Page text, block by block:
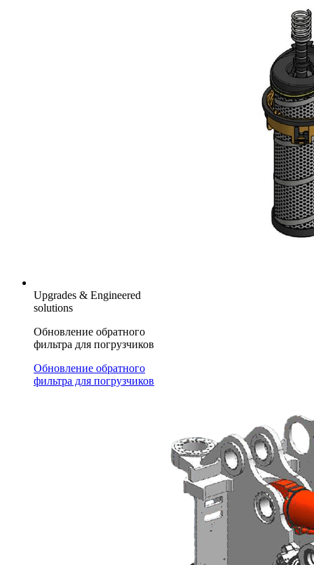
Upgrades & Engineered
solutions
Обновление обратного
фильтра для погрузчиков
Обновление обратного
фильтра для погрузчиков